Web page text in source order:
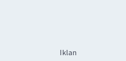
Iklan